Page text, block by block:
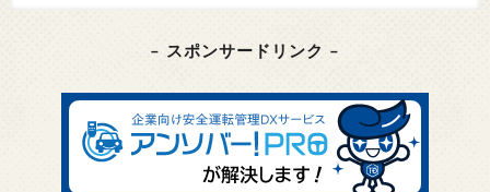
– スポンサードリンク –